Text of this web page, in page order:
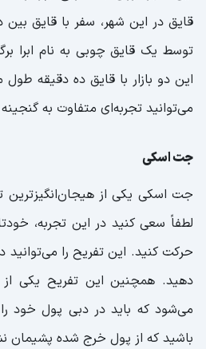
قایق در این شهر، سفر با قایق بین
توسط یک قایق چوبی به نام ابرا
این دو بازار با قایق ده دقیقه
می‌توانید تجربه‌ای متفاوت به
جت اسکی
جت اسکی یکی از هیجان‌انگیزترین
لطفاً سعی کنید در این تجربه،
حرکت کنید. این تفریح را
دهید. همچنین این تفریح یکی
می‌شود که باید در دبی پول خود
باشید که از پول خرج شده پشیمان